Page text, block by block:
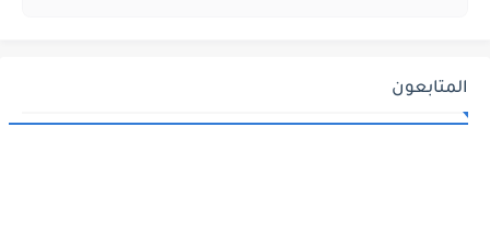
المتابعون